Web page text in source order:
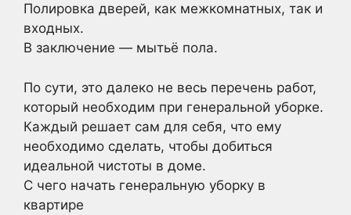
Полировка дверей, как межкомнатных, так и
входных.
В заключение — мытьё пола.
По сути, это далеко не весь перечень работ,
который необходим при генеральной уборке.
Каждый решает сам для себя, что ему
необходимо сделать, чтобы добиться
идеальной чистоты в доме.
С чего начать генеральную уборку в
квартире